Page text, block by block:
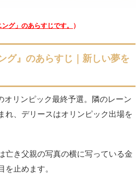
グ」のあらすじです。 ）
グ』のあらすじ｜新しい夢を
オリンピック最終予選。隣のレーン
れ、デリースはオリンピック出場を
亡き父親の写真の横に写っている金
を止めます。